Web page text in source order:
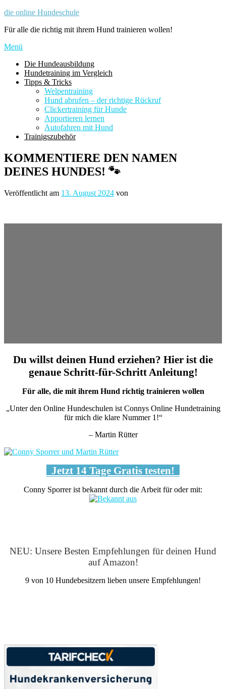
Zum
springen
die online Hundeschule
Für alle die richtig mit ihrem Hund trainieren wollen!
Menü
Die Hundeausbildung
Hundetraining im Vergleich
Tipps & Tricks
Welpentraining
Hund abrufen – der richtige Rückruf
Clickertraining für Hunde
Apportieren lernen
Autofahren mit Hund
Trainigszubehör
KOMMENTIERE DEN NAMEN
DEINES HUNDES! 🐾
Veröffentlicht am 13. August 2024 von
Du willst deinen Hund erziehen? Hier ist die
genaue Schritt-für-Schritt Anleitung!
Für alle, die mit ihrem Hund richtig trainieren wollen
„Unter den Online Hundeschulen ist Connys Online Hundetraining
für mich die klare Nummer 1!“
– Martin Rütter
Jetzt 14 Tage Gratis testen!
Conny Sporrer ist bekannt durch die Arbeit für oder mit:
NEU: Unsere Besten Empfehlungen für deinen Hund
auf Amazon!
9 von 10 Hundebesitzern lieben unsere Empfehlungen!